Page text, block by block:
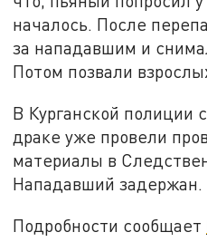
началось. После
за нападавшим и
Потом позвали
В Курганской полиции
драке уже провели
материалы в
Нападавший задержан.
Подробности сообщает